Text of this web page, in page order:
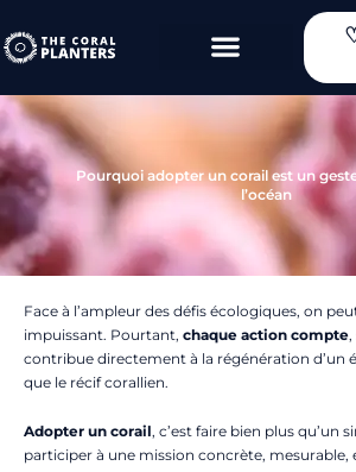
au
contenu
Pourquoi adopter un corail est un
l’océan
Face à l’ampleur des défis écologiques, on
impuissant. Pourtant, chaque action compte,
contribue directement à la régénération d’un
que le récif corallien.
Adopter un corail, c’est faire bien plus qu’un
participer à une mission concrète, mesurable,